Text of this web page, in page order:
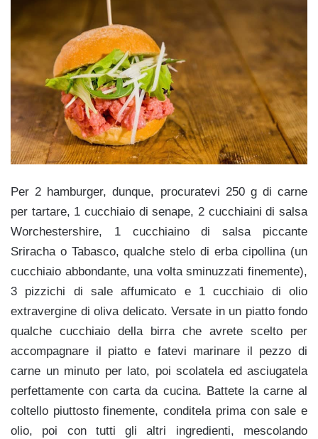
Per 2 hamburger, dunque, procuratevi 250 g di carne
per tartare, 1 cucchiaio di senape, 2 cucchiaini di salsa
Worchestershire, 1 cucchiaino di salsa piccante
Sriracha o Tabasco, qualche stelo di erba cipollina (un
cucchiaio abbondante, una volta sminuzzati finemente),
3 pizzichi di sale affumicato e 1 cucchiaio di olio
extravergine di oliva delicato. Versate in un piatto fondo
qualche cucchiaio della birra che avrete scelto per
accompagnare il piatto e fatevi marinare il pezzo di
carne un minuto per lato, poi scolatela ed asciugatela
perfettamente con carta da cucina. Battete la carne al
coltello piuttosto finemente, conditela prima con sale e
olio, poi con tutti gli altri ingredienti, mescolando